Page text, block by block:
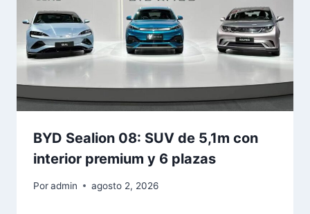
BYD Sealion 08: SUV de 5,1m con
interior premium y 6 plazas
Poradmin agosto 2, 2026